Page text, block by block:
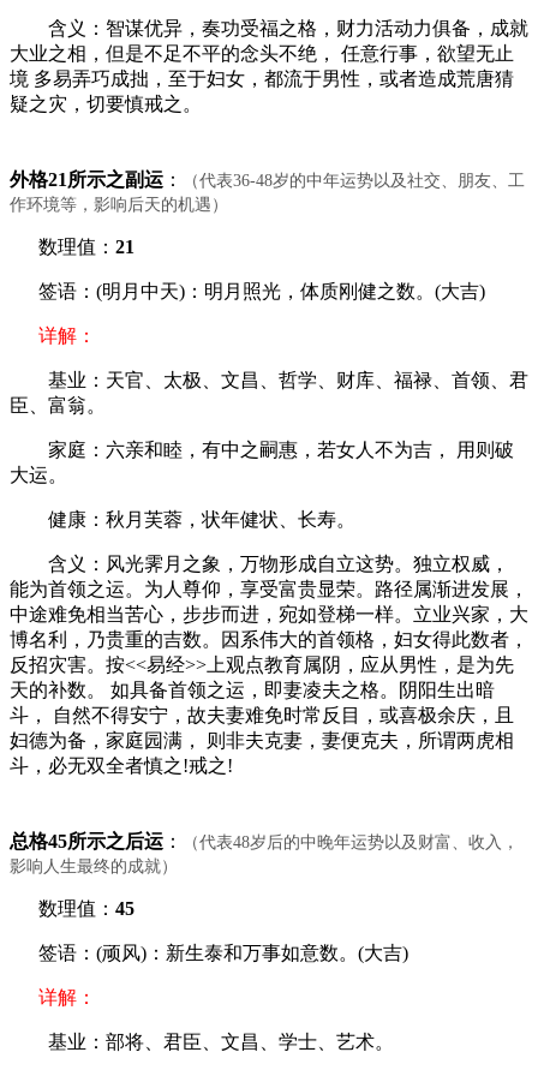
含义：智谋优异，奏功受福之格，财力活动力俱备，成就
大业之相，但是不足不平的念头不绝， 任意行事，欲望无止
境 多易弄巧成拙，至于妇女，都流于男性，或者造成荒唐猜
疑之灾，切要慎戒之。
外格21所示之副运 ：
（代表36-48岁的中年运势以及社交、朋友、工
作环境等，影响后天的机遇）
数理值： 21
签语：(明月中天)：明月照光，体质刚健之数。(大吉)
详解：
基业：天官、太极、文昌、哲学、财库、福禄、首领、君
臣、富翁。
家庭：六亲和睦，有中之嗣惠，若女人不为吉， 用则破
大运。
健康：秋月芙蓉，状年健状、长寿。
含义：风光霁月之象，万物形成自立这势。独立权威，
能为首领之运。为人尊仰，享受富贵显荣。路径属渐进发展，
中途难免相当苦心，步步而进，宛如登梯一样。立业兴家，大
博名利，乃贵重的吉数。因系伟大的首领格，妇女得此数者，
反招灾害。按<<易经>>上观点教育属阴，应从男性，是为先
天的补数。 如具备首领之运，即妻凌夫之格。阴阳生出暗
斗， 自然不得安宁，故夫妻难免时常反目，或喜极余庆，且
妇德为备，家庭园满， 则非夫克妻，妻便克夫，所谓两虎相
斗，必无双全者慎之!戒之!
总格45所示之后运 ：
（代表48岁后的中晚年运势以及财富、收入，
影响人生最终的成就）
数理值： 45
签语：(顽风)：新生泰和万事如意数。(大吉)
详解：
基业：部将、君臣、文昌、学士、艺术。